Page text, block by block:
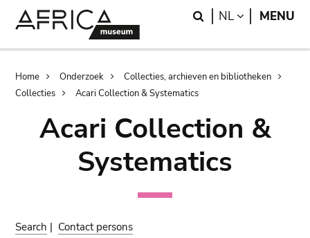
Search
NL LANGUAGE
MENU
Breadcrumb
Home Onderzoek
Collecties, archieven en bibliotheken
Collecties
Acari Collection & Systematics
Acari Collection &
Systematics
Search | Contact persons